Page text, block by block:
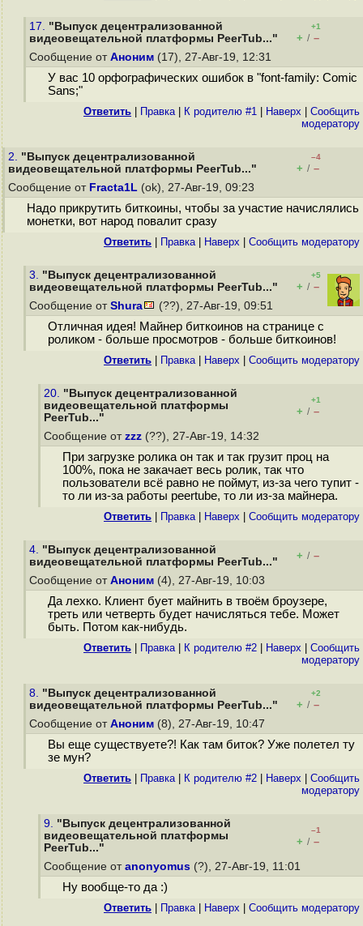
17. "Выпуск децентрализованной
видеовещательной платформы PeerTub..."
+1
+ / –
Сообщение от Аноним (17), 27-Авг-19, 12:31
У вас 10 орфографических ошибок в "font-family: Comic
Sans;"
Ответить Правка| К родителю #1 Наверх
Cообщить
модератору
2. "Выпуск децентрализованной
видеовещательной платформы PeerTub..."
–4
+ / –
Сообщение от Fracta1L (ok), 27-Авг-19, 09:23
Надо прикрутить биткоины, чтобы за участие начислялись
монетки, вот народ повалит сразу
Ответить Правка| Наверх Cообщить модератору
3. "Выпуск децентрализованной
видеовещательной платформы PeerTub..."
+5
+ / –
Сообщение от Shura (??), 27-Авг-19, 09:51
Отличная идея! Майнер биткоинов на странице с
роликом - больше просмотров - больше биткоинов!
Ответить Правка| Наверх Cообщить модератору
20. "Выпуск децентрализованной
видеовещательной платформы
PeerTub..."
+1
+ / –
Сообщение от zzz (??), 27-Авг-19, 14:32
При загрузке ролика он так и так грузит проц на
100%, пока не закачает весь ролик, так что
пользователи всё равно не поймут, из-за чего тупит -
то ли из-за работы peertube, то ли из-за майнера.
Ответить Правка| Наверх Cообщить модератору
4. "Выпуск децентрализованной
видеовещательной платформы PeerTub..."
+ / –
Сообщение от Аноним (4), 27-Авг-19, 10:03
Да лехко. Клиент бует майнить в твоём броузере,
треть или четверть будет начисляться тебе. Может
быть. Потом как-нибудь.
Ответить Правка| К родителю #2 Наверх
Cообщить
модератору
8. "Выпуск децентрализованной
видеовещательной платформы PeerTub..."
+2
+ / –
Сообщение от Аноним (8), 27-Авг-19, 10:47
Вы еще существуете?! Как там биток? Уже полетел ту
зе мун?
Ответить Правка| К родителю #2 Наверх
Cообщить
модератору
9. "Выпуск децентрализованной
видеовещательной платформы
PeerTub..."
–1
+ / –
Сообщение от anonyomus (?), 27-Авг-19, 11:01
Ну вообще-то да :)
Ответить Правка| Наверх Cообщить модератору